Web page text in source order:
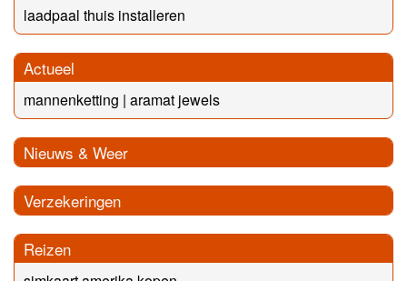
laadpaal thuis installeren
Actueel
mannenketting | aramat jewels
Nieuws & Weer
Verzekeringen
Reizen